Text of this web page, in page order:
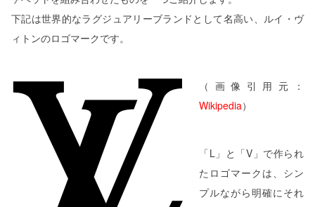
下記は世界的なラグジュアリーブランドとして名高い、ルイ・ヴ
ィトンのロゴマークです。
（画像引用元：
Wikipedia）
「L」と「V」で作られ
たロゴマークは、シン
プルながら明確にそれ